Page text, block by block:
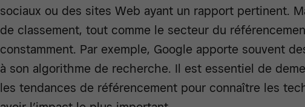
sociaux ou des sites Web ayant un rapport pertinent.
de classement, tout comme le secteur du
constamment. Par exemple, Google apporte souvent
à son algorithme de recherche. Il est essentiel de
les tendances de référencement pour connaître les